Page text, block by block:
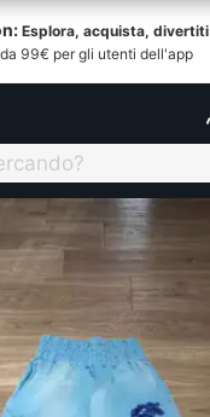
Esplora, acquista, divertiti
99€ per gli utenti dell'app